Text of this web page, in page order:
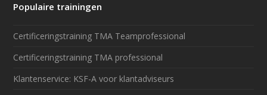
Populaire trainingen
Certificeringstraining TMA Teamprofessional
Certificeringstraining TMA professional
Klantenservice: KSF-A voor klantadviseurs